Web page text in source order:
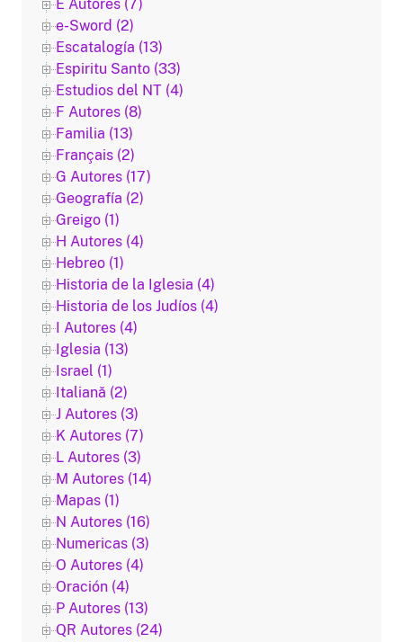
E Autores (7)
e-Sword (2)
Escatalogía (13)
Espiritu Santo (33)
Estudios del NT (4)
F Autores (8)
Familia (13)
Français (2)
G Autores (17)
Geografía (2)
Greigo (1)
H Autores (4)
Hebreo (1)
Historia de la Iglesia (4)
Historia de los Judíos (4)
I Autores (4)
Iglesia (13)
Israel (1)
Italiană (2)
J Autores (3)
K Autores (7)
L Autores (3)
M Autores (14)
Mapas (1)
N Autores (16)
Numericas (3)
O Autores (4)
Oración (4)
P Autores (13)
QR Autores (24)